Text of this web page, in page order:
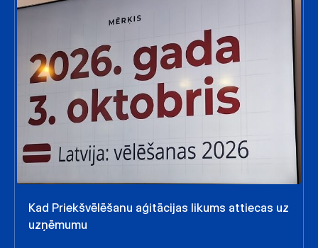
Kad Priekšvēlēšanu aģitācijas likums attiecas uz
uzņēmumu